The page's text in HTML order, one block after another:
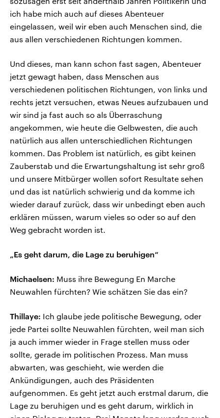
ich habe mich auch auf dieses Abenteuer
eingelassen, weil wir eben auch Menschen sind, die
aus allen verschiedenen Richtungen kommen.
Und dieses, man kann schon fast sagen, Abenteuer
jetzt gewagt haben, dass Menschen aus
verschiedenen politischen Richtungen, von links und
rechts jetzt versuchen, etwas Neues aufzubauen und
wir sind ja fast auch so als Überraschung
angekommen, wie heute die Gelbwesten, die auch
natürlich aus allen unterschiedlichen Richtungen
kommen. Das Problem ist natürlich, es gibt keinen
Zauberstab und die Erwartungshaltung ist sehr groß
und unsere Mitbürger wollen sofort Resultate sehen
und das ist natürlich schwierig und da komme ich
wieder darauf zurück, dass wir unbedingt eben auch
erklären müssen, warum vieles so oder so auf den
Weg gebracht worden ist.
„Es geht darum, die Lage zu beruhigen“
Michaelsen: Muss ihre Bewegung En Marche
Neuwahlen fürchten? Wie schätzen Sie das ein?
Thillaye: Ich glaube jede politische Bewegung, oder
jede Partei sollte Neuwahlen fürchten, weil man sich
ja auch immer wieder in Frage stellen muss oder
sollte, gerade im politischen Prozess. Man muss
abwarten, was geschieht, wie werden die
Ankündigungen, auch des Präsidenten
aufgenommen. Es geht jetzt auch erstmal darum, die
Lage zu beruhigen und es geht darum, wirklich in